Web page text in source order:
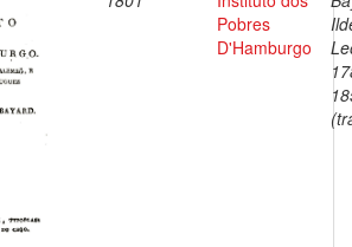
Pobres
D'Hamburgo